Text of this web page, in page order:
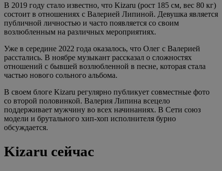
В 2019 году стало известно, что Kizaru (рост 185 см, вес 80 кг)
состоит в отношениях с Валерией Липиной. Девушка является
публичной личностью и часто появляется со своим
возлюбленным на различных мероприятиях.
Уже в середине 2022 года оказалось, что Олег с Валерией
расстались. В ноябре музыкант рассказал о сложностях
отношений с бывшей возлюбленной в песне, которая стала
частью нового сольного альбома.
В своем блоге Kizaru регулярно публикует совместные фото
со второй половинкой. Валерия Липина всецело
поддерживает мужчину во всех начинаниях. В Сети союз
модели и брутального хип-хоп исполнителя бурно
обсуждается.
Kizaru сейчас